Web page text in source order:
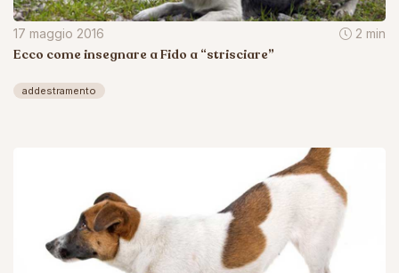
17 maggio 2016 2 min
Ecco come insegnare a Fido a “strisciare”
addestramento